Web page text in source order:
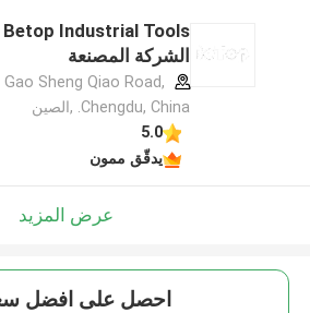
الشركة المصنعة
Gao Sheng Qiao Road,
Chengdu, China. ,الصين
5.0
يدقّق ممون
عرض المزيد
احصل على افضل